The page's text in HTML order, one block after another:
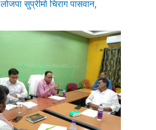
सुप्रीमो चिराग पासवान,